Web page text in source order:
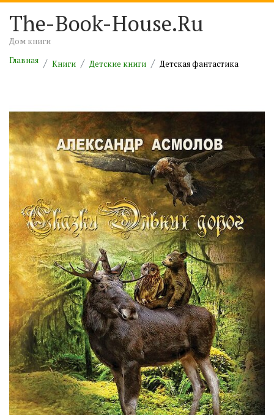
The-Book-House.Ru
Дом книги
Главная
Книги Детские книги Детская фантастика